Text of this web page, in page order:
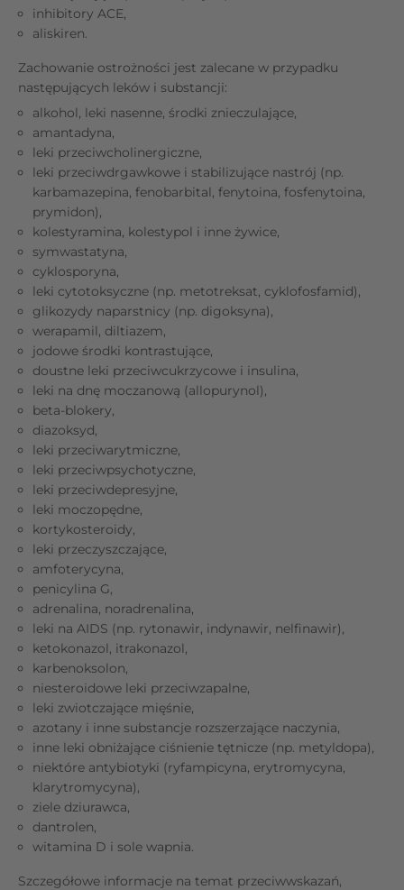
inhibitory ACE,
aliskiren.
Zachowanie ostrożności jest zalecane w przypadku
następujących leków i substancji:
alkohol, leki nasenne, środki znieczulające,
amantadyna,
leki przeciwcholinergiczne,
leki przeciwdrgawkowe i stabilizujące nastrój (np.
karbamazepina, fenobarbital, fenytoina, fosfenytoina,
prymidon),
kolestyramina, kolestypol i inne żywice,
symwastatyna,
cyklosporyna,
leki cytotoksyczne (np. metotreksat, cyklofosfamid),
glikozydy naparstnicy (np. digoksyna),
werapamil, diltiazem,
jodowe środki kontrastujące,
doustne leki przeciwcukrzycowe i insulina,
leki na dnę moczanową (allopurynol),
beta-blokery,
diazoksyd,
leki przeciwarytmiczne,
leki przeciwpsychotyczne,
leki przeciwdepresyjne,
leki moczopędne,
kortykosteroidy,
leki przeczyszczające,
amfoterycyna,
penicylina G,
adrenalina, noradrenalina,
leki na AIDS (np. rytonawir, indynawir, nelfinawir),
ketokonazol, itrakonazol,
karbenoksolon,
niesteroidowe leki przeciwzapalne,
leki zwiotczające mięśnie,
azotany i inne substancje rozszerzające naczynia,
inne leki obniżające ciśnienie tętnicze (np. metyldopa),
niektóre antybiotyki (ryfampicyna, erytromycyna,
klarytromycyna),
ziele dziurawca,
dantrolen,
witamina D i sole wapnia.
Szczegółowe informacje na temat przeciwwskazań,